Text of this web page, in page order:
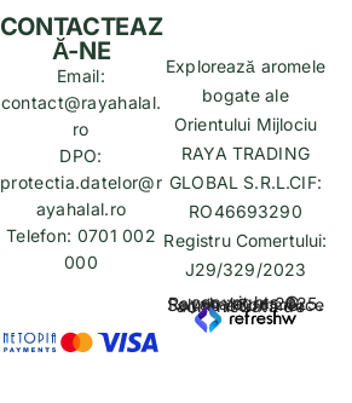
Explorează aromele
bogate ale
Orientului Mijlociu
RAYA TRADING
GLOBAL S.R.L.CIF:
RO46693290
Registru Comertului:
J29/329/2023
copyrights © Rayahalal.ro 2025. Soluție eCommerce administrată de
CONTACTEAZ
Ă-NE
Email:
contact@rayahalal.
ro
DPO:
protectia.datelor@r
ayahalal.ro
Telefon: 0701 002
000